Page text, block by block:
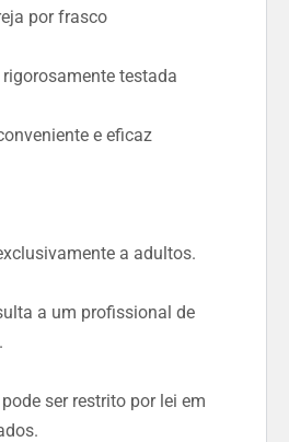
por frasco
testada
e eficaz
a adultos.
a um profissional de
ser restrito por lei em